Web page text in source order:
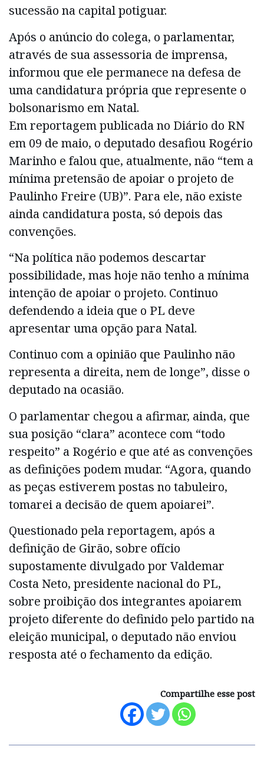
sucessão na capital potiguar.
Após o anúncio do colega, o parlamentar,
através de sua assessoria de imprensa,
informou que ele permanece na defesa de
uma candidatura própria que represente o
bolsonarismo em Natal.
Em reportagem publicada no Diário do RN
em 09 de maio, o deputado desafiou Rogério
Marinho e falou que, atualmente, não “tem a
mínima pretensão de apoiar o projeto de
Paulinho Freire (UB)”. Para ele, não existe
ainda candidatura posta, só depois das
convenções.
“Na política não podemos descartar
possibilidade, mas hoje não tenho a mínima
intenção de apoiar o projeto. Continuo
defendendo a ideia que o PL deve
apresentar uma opção para Natal.
Continuo com a opinião que Paulinho não
representa a direita, nem de longe”, disse o
deputado na ocasião.
O parlamentar chegou a afirmar, ainda, que
sua posição “clara” acontece com “todo
respeito” a Rogério e que até as convenções
as definições podem mudar. “Agora, quando
as peças estiverem postas no tabuleiro,
tomarei a decisão de quem apoiarei”.
Questionado pela reportagem, após a
definição de Girão, sobre ofício
supostamente divulgado por Valdemar
Costa Neto, presidente nacional do PL,
sobre proibição dos integrantes apoiarem
projeto diferente do definido pelo partido na
eleição municipal, o deputado não enviou
resposta até o fechamento da edição.
Compartilhe esse post